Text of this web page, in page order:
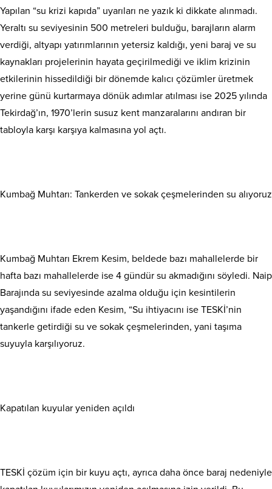
Yapılan “su krizi kapıda” uyarıları ne yazık ki dikkate alınmadı.
Yeraltı su seviyesinin 500 metreleri bulduğu, barajların alarm
verdiği, altyapı yatırımlarının yetersiz kaldığı, yeni baraj ve su
kaynakları projelerinin hayata geçirilmediği ve iklim krizinin
etkilerinin hissedildiği bir dönemde kalıcı çözümler üretmek
yerine günü kurtarmaya dönük adımlar atılması ise 2025 yılında
Tekirdağ’ın, 1970’lerin susuz kent manzaralarını andıran bir
tabloyla karşı karşıya kalmasına yol açtı.
Kumbağ Muhtarı: Tankerden ve sokak çeşmelerinden su alıyoruz
Kumbağ Muhtarı Ekrem Kesim, beldede bazı mahallelerde bir
hafta bazı mahallelerde ise 4 gündür su akmadığını söyledi. Naip
Barajında su seviyesinde azalma olduğu için kesintilerin
yaşandığını ifade eden Kesim, “Su ihtiyacını ise TESKİ’nin
tankerle getirdiği su ve sokak çeşmelerinden, yani taşıma
suyuyla karşılıyoruz.
Kapatılan kuyular yeniden açıldı
TESKİ çözüm için bir kuyu açtı, ayrıca daha önce baraj nedeniyle